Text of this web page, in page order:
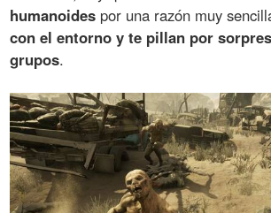
humanoides por una razón muy
con el entorno y te pillan por
grupos.